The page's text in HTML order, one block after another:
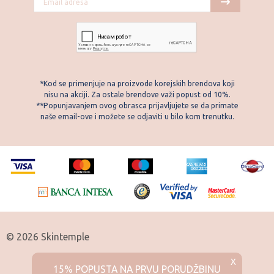
*Kod se primenjuje na proizvode korejskih brendova koji
nisu na akciji. Za ostale brendove važi popust od 10%.
**Popunjavanjem ovog obrasca prijavljujete se da primate
naše email-ove i možete se odjaviti u bilo kom trenutku.
© 2026 Skintemple
15% POPUSTA NA PRVU PORUDŽBINU
X